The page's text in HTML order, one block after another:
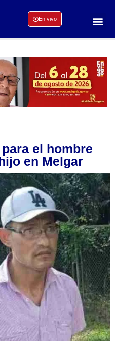
En vivo
el hombre
en Melgar